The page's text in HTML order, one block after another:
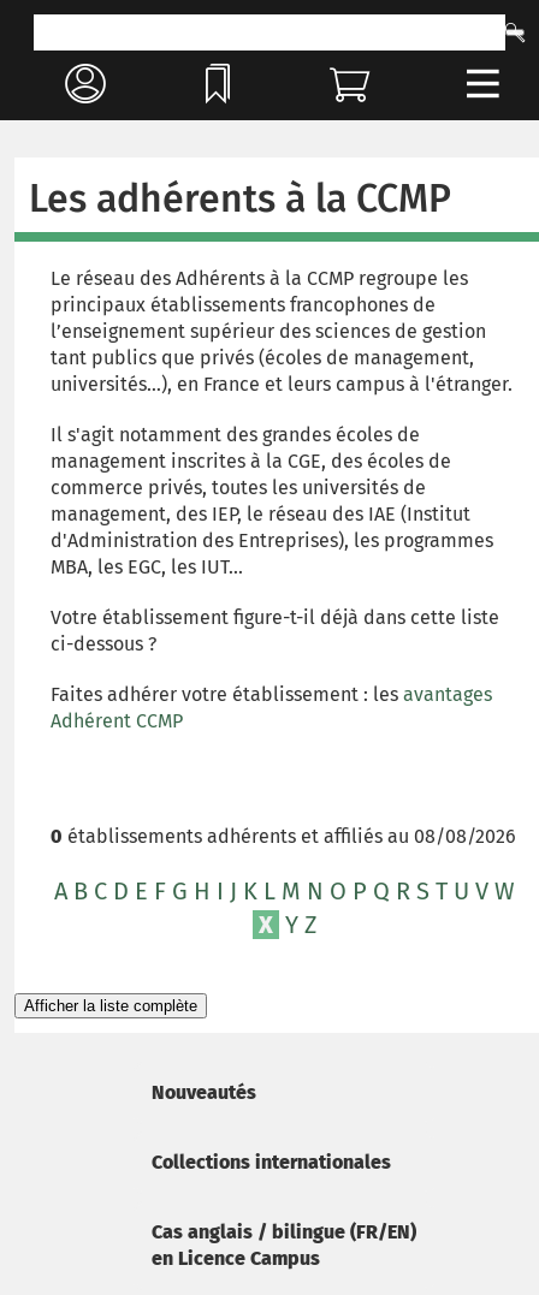
Les adhérents à la CCMP
Le réseau des Adhérents à la CCMP regroupe les
principaux établissements francophones de
l’enseignement supérieur des sciences de gestion
tant publics que privés (écoles de management,
universités…), en France et leurs campus à l'étranger.
Il s'agit notamment des grandes écoles de
management inscrites à la CGE, des écoles de
commerce privés, toutes les universités de
management, des IEP, le réseau des IAE (Institut
d'Administration des Entreprises), les programmes
MBA, les EGC, les IUT...
Votre établissement figure-t-il déjà dans cette liste
ci-dessous ?
Faites adhérer votre établissement : les avantages
Adhérent CCMP
0 établissements adhérents et affiliés au 08/08/2026
A B C D E F G H I J K L M N O P Q R S T U V W
X Y Z
Afficher la liste complète
Nouveautés
Collections internationales
Cas anglais / bilingue (FR/EN)
en Licence Campus